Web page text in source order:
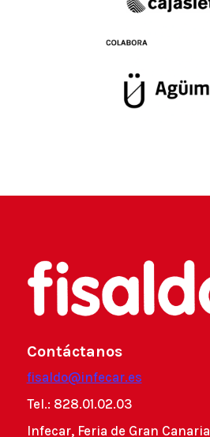
Contáctanos
fisaldo@infecar.es
Tel.: 828.01.02.03
Infecar, Feria de Gran Canaria